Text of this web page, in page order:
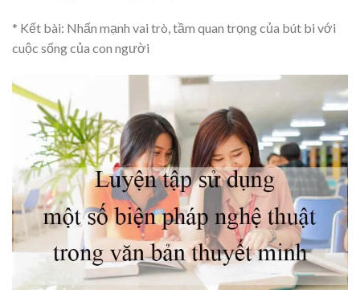
* Kết bài: Nhấn mạnh vai trò, tầm quan trọng của bút bi với
cuộc sống của con người